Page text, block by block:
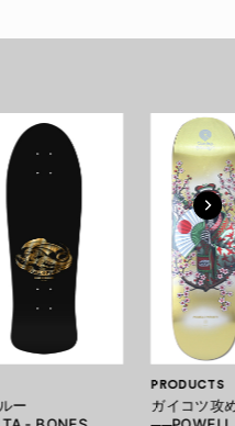
ー
PRODUCTS
ガイコツ攻